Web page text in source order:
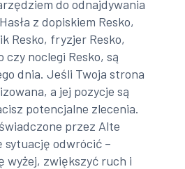
do odnajdywania
z dopiskiem Resko,
Resko, fryzjer Resko,
czy noclegi Resko, są
dnia. Jeśli Twoja strona
a jej pozycje są
potencjalne zlecenia.
przez Alte
sytuację odwrócić –
wyżej, zwiększyć ruch i